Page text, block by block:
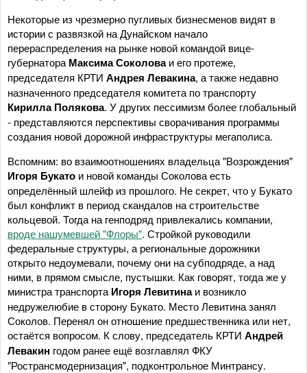
Некоторые из чрезмерно пугливых бизнесменов видят в
истории с развязкой на Дунайском начало
перераспределения на рынке новой командой вице-
губернатораМаксима Соколоваи его протеже,
председателя КРТИ Андрея Левакина, а также недавно
назначенного председателя комитета по транспорту
Кирилла Полякова. У других пессимизм более глобальный
- представляются перспективы сворачивания программы
создания новой дорожной инфраструктуры мегаполиса.
Вспомним: во взаимоотношениях владельца "Возрождения"
Игоря Букато и новой команды Соколова есть
определённый шлейф из прошлого. Не секрет, что у Букато
был конфликт в период скандалов на строительстве
кольцевой. Тогда на генподряд привлекались компании,
вроде нашумевшей "Флоры". Стройкой руководили
федеральные структуры, а региональные дорожники
открыто недоумевали, почему они на субподряде, а над
ними, в прямом смысле, пустышки. Как говорят, тогда же у
министра транспорта Игоря Левитинаи возникло
недружелюбие в сторону Букато. Место Левитина занял
Соколов. Перенял он отношение предшественника или нет,
остаётся вопросом. К слову, председатель КРТИ Андрей
Левакин годом ранее ещё возглавлял ФКУ
"Ространсмодернизация", подконтрольное Минтрансу.